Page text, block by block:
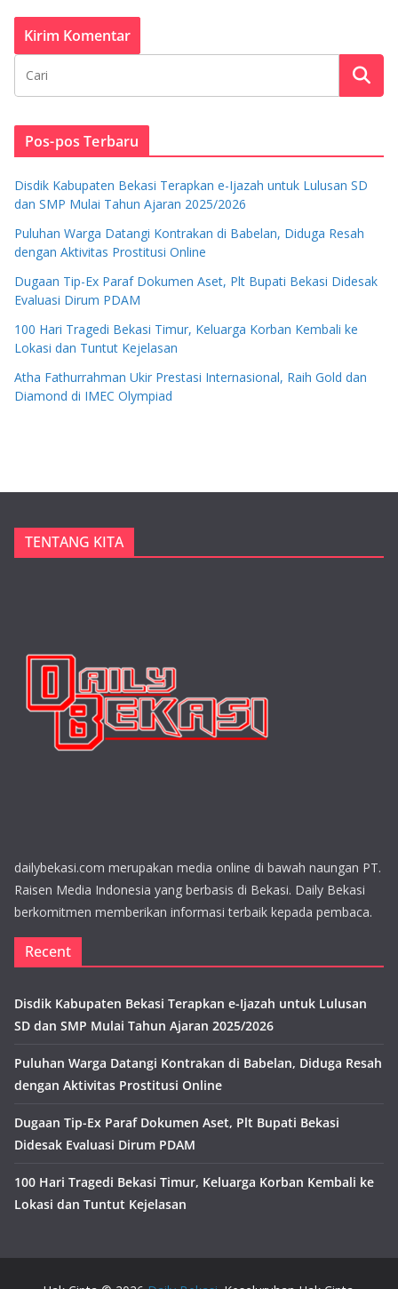
Pos-pos Terbaru
Disdik Kabupaten Bekasi Terapkan e-Ijazah untuk Lulusan SD
dan SMP Mulai Tahun Ajaran 2025/2026
Puluhan Warga Datangi Kontrakan di Babelan, Diduga Resah
dengan Aktivitas Prostitusi Online
Dugaan Tip-Ex Paraf Dokumen Aset, Plt Bupati Bekasi Didesak
Evaluasi Dirum PDAM
100 Hari Tragedi Bekasi Timur, Keluarga Korban Kembali ke
Lokasi dan Tuntut Kejelasan
Atha Fathurrahman Ukir Prestasi Internasional, Raih Gold dan
Diamond di IMEC Olympiad
TENTANG KITA
dailybekasi.com merupakan media online di bawah naungan PT.
Raisen Media Indonesia yang berbasis di Bekasi. Daily Bekasi
berkomitmen memberikan informasi terbaik kepada pembaca.
Recent
Disdik Kabupaten Bekasi Terapkan e-Ijazah untuk Lulusan
SD dan SMP Mulai Tahun Ajaran 2025/2026
Puluhan Warga Datangi Kontrakan di Babelan, Diduga Resah
dengan Aktivitas Prostitusi Online
Dugaan Tip-Ex Paraf Dokumen Aset, Plt Bupati Bekasi
Didesak Evaluasi Dirum PDAM
100 Hari Tragedi Bekasi Timur, Keluarga Korban Kembali ke
Lokasi dan Tuntut Kejelasan